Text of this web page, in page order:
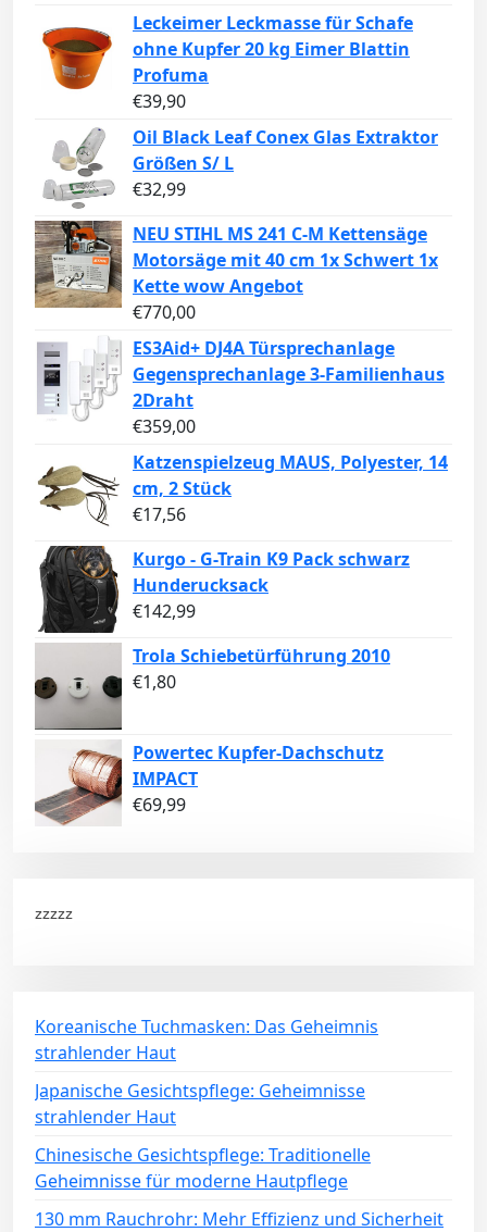
Leckeimer Leckmasse für Schafe
ohne Kupfer 20 kg Eimer Blattin
Profuma
€39,90
Oil Black Leaf Conex Glas Extraktor
Größen S/ L
€32,99
NEU STIHL MS 241 C-M Kettensäge
Motorsäge mit 40 cm 1x Schwert 1x
Kette wow Angebot
€770,00
ES3Aid+ DJ4A Türsprechanlage
Gegensprechanlage 3-Familienhaus
2Draht
€359,00
Katzenspielzeug MAUS, Polyester, 14
cm, 2 Stück
€17,56
Kurgo - G-Train K9 Pack schwarz
Hunderucksack
€142,99
Trola Schiebetürführung 2010
€1,80
Powertec Kupfer-Dachschutz
IMPACT
€69,99
zzzzz
Koreanische Tuchmasken: Das Geheimnis
strahlender Haut
Japanische Gesichtspflege: Geheimnisse
strahlender Haut
Chinesische Gesichtspflege: Traditionelle
Geheimnisse für moderne Hautpflege
130 mm Rauchrohr: Mehr Effizienz und Sicherheit